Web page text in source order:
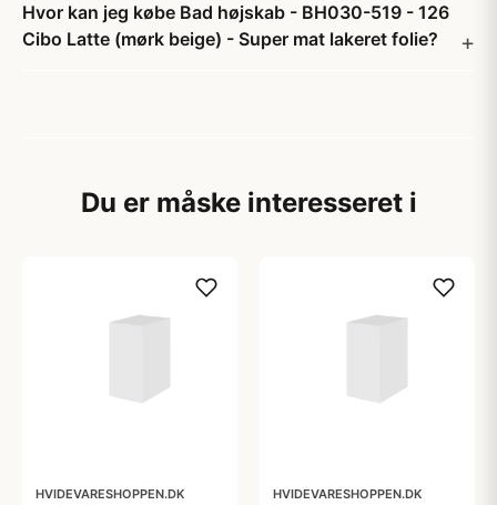
Hvor kan jeg købe Bad højskab - BH030-519 - 126
Cibo Latte (mørk beige) - Super mat lakeret folie?
Du er måske interesseret i
HVIDEVARESHOPPEN.DK HVIDEVARESHOPPEN.DK